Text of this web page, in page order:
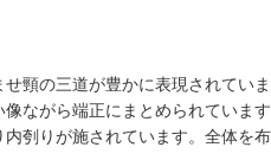
頸の三道が豊かに表現されてい
ながら端正にまとめられています
刳りが施されています。全体を